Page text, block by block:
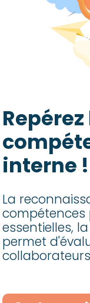
Repérez
interne !
La
compétences
essentielles,
permet